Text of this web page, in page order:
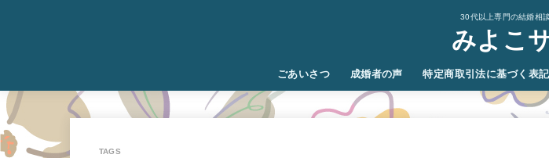
30代以上専門の結婚相
みよこ
ごあいさつ 成婚者の声 特定商取引法に基づく表記